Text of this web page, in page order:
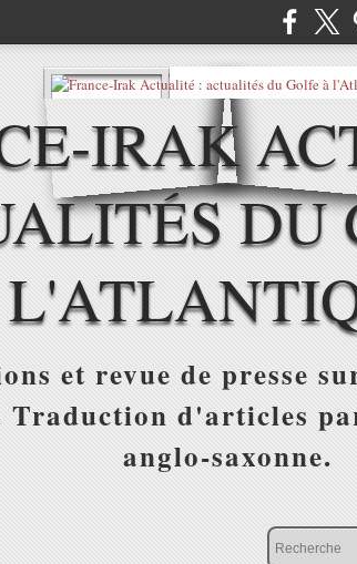
IRAK
DU
et revue de presse
d'articles
anglo-saxonne.